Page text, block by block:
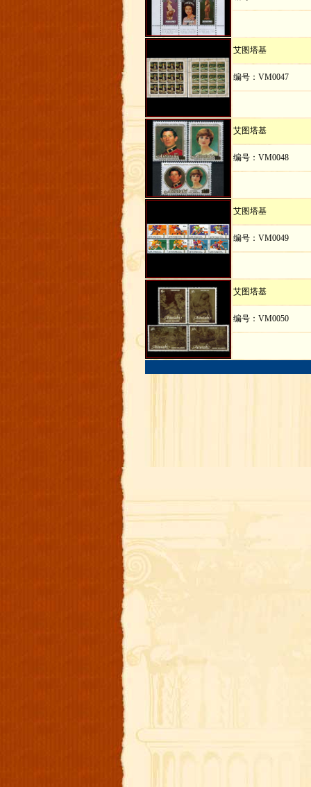
艾图塔基
编号：VM0047
艾图塔基
编号：VM0048
艾图塔基
编号：VM0049
艾图塔基
编号：VM0050